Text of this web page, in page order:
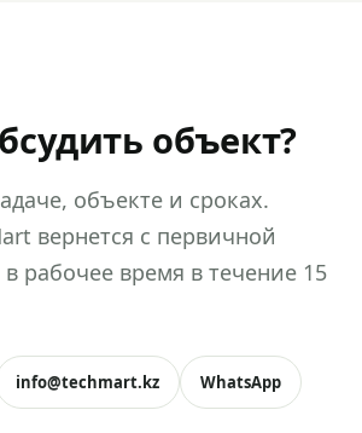
объект?
объекте и сроках.
вернется с первичной
рабочее время в течение 15
info@techmart.kz WhatsApp